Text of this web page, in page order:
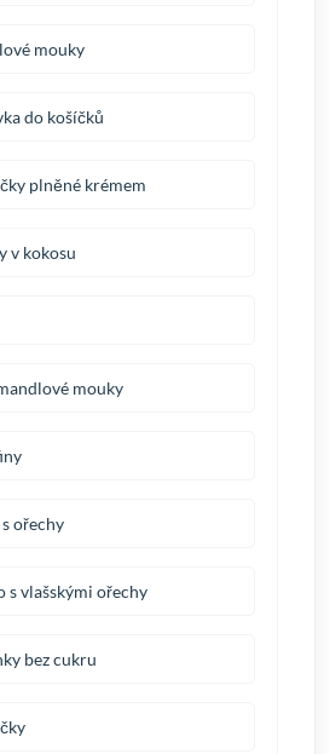
mouky
do košíčků
plněné krémem
v kokosu
mouky
ořechy
s vlašskými ořechy
bez cukru